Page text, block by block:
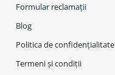
Formular reclamații
Blog
Politica de confidențialitate
Termeni și condiții